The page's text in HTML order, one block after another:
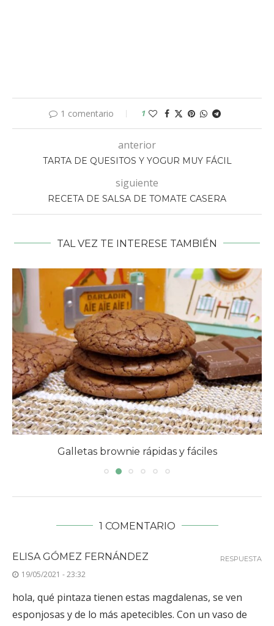
1 comentario 1
anterior
TARTA DE QUESITOS Y YOGUR MUY FÁCIL
siguiente
RECETA DE SALSA DE TOMATE CASERA
TAL VEZ TE INTERESE TAMBIÉN
Coca de vidre, (coca de cristal)
1 COMENTARIO
ELISA GÓMEZ FERNÁNDEZ
19/05/2021 - 23:32
hola, qué pintaza tienen estas magdalenas, se ven
esponjosas y de lo más apetecibles. Con un vaso de
RESPUESTA